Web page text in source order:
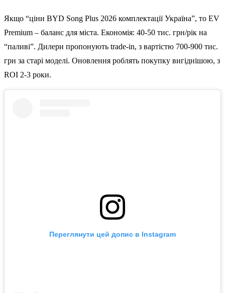
Якщо “ціни BYD Song Plus 2026 комплектації Україна”, то EV
Premium – баланс для міста. Економія: 40-50 тис. грн/рік на
“паливі”. Дилери пропонують trade-in, з вартістю 700-900 тис.
грн за старі моделі. Оновлення роблять покупку вигіднішою, з
ROI 2-3 роки.
Переглянути цей допис в Instagram